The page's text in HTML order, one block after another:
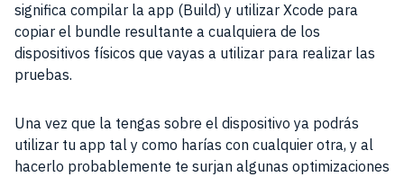
significa compilar la app (Build) y utilizar Xcode para
copiar el bundle resultante a cualquiera de los
dispositivos físicos que vayas a utilizar para realizar las
pruebas.
Una vez que la tengas sobre el dispositivo ya podrás
utilizar tu app tal y como harías con cualquier otra, y al
hacerlo probablemente te surjan algunas optimizaciones